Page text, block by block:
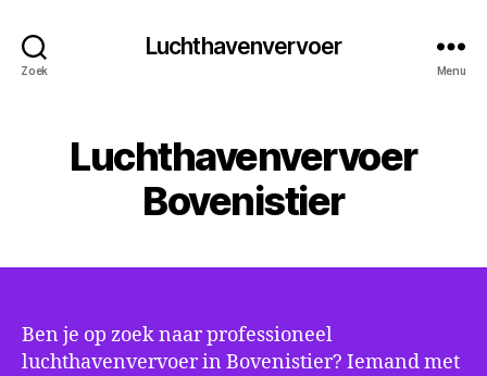
Zoek
Luchthavenvervoer
Menu
Luchthavenvervoer
Bovenistier
Ben je op zoek naar professioneel
luchthavenvervoer in Bovenistier? Iemand met